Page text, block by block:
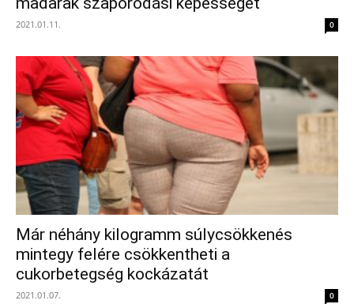
2021.01.11. 0
Már néhány kilogramm súlycsökkenés
mintegy felére csökkentheti a
cukorbetegség kockázatát
2021.01.07. 0